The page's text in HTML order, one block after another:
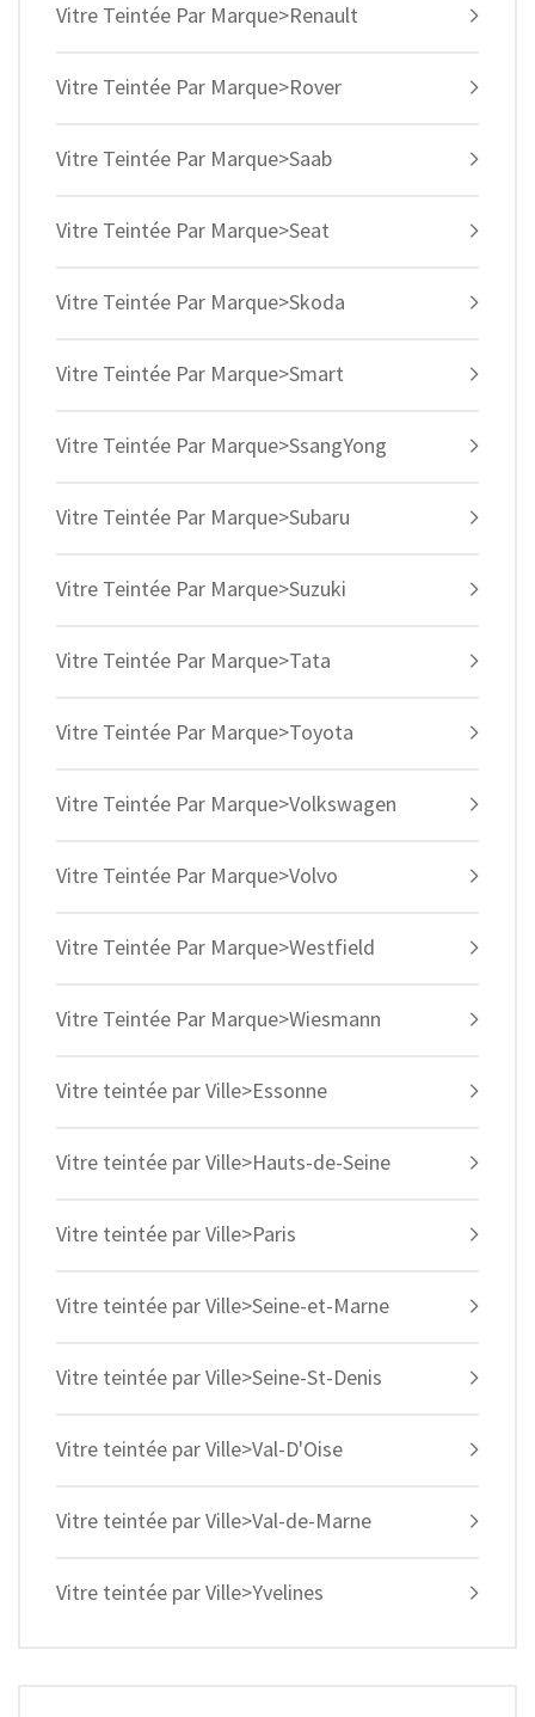
Vitre Teintée Par Marque>Renault
Vitre Teintée Par Marque>Rover
Vitre Teintée Par Marque>Saab
Vitre Teintée Par Marque>Seat
Vitre Teintée Par Marque>Skoda
Vitre Teintée Par Marque>Smart
Vitre Teintée Par Marque>SsangYong
Vitre Teintée Par Marque>Subaru
Vitre Teintée Par Marque>Suzuki
Vitre Teintée Par Marque>Tata
Vitre Teintée Par Marque>Toyota
Vitre Teintée Par Marque>Volkswagen
Vitre Teintée Par Marque>Volvo
Vitre Teintée Par Marque>Westfield
Vitre Teintée Par Marque>Wiesmann
Vitre teintée par Ville>Essonne
Vitre teintée par Ville>Hauts-de-Seine
Vitre teintée par Ville>Paris
Vitre teintée par Ville>Seine-et-Marne
Vitre teintée par Ville>Seine-St-Denis
Vitre teintée par Ville>Val-D'Oise
Vitre teintée par Ville>Val-de-Marne
Vitre teintée par Ville>Yvelines